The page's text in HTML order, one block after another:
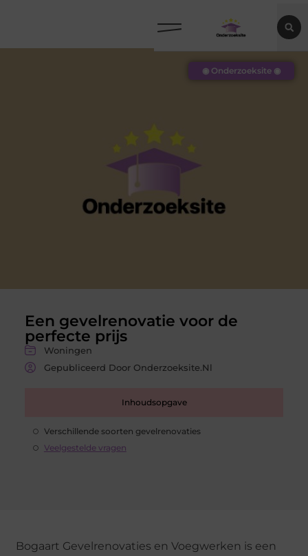
Een gevelrenovatie voor de
perfecte prijs
Woningen
Gepubliceerd Door Onderzoeksite.nl
Inhoudsopgave
Verschillende soorten gevelrenovaties
Veelgestelde vragen
◉ Onderzoeksite ◉
Bogaart Gevelrenovaties en Voegwerken is een